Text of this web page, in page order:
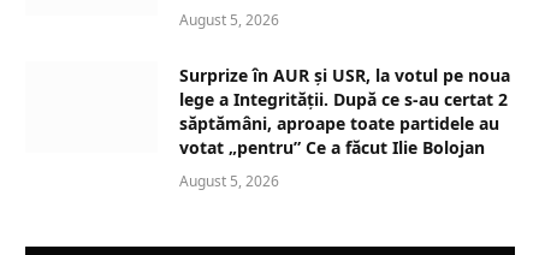
August 5, 2026
Surprize în AUR și USR, la votul pe noua
lege a Integrității. După ce s-au certat 2
săptămâni, aproape toate partidele au
votat „pentru” Ce a făcut Ilie Bolojan
August 5, 2026